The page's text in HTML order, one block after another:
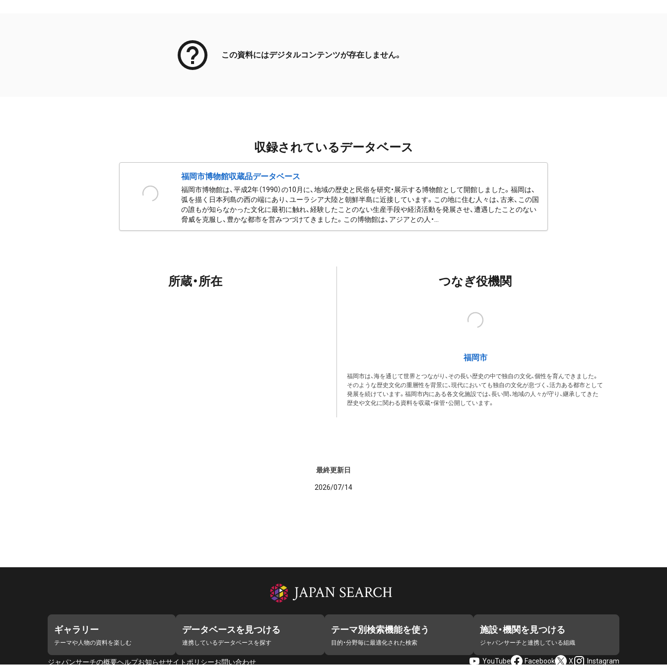
この資料にはデジタルコンテンツが存在しません。
収録されているデータベース
福岡市博物館収蔵品データベース
福岡市博物館は、平成2年（1990）の10月に、地域の歴史と民俗を研究・展示する博物館として開館しました。福岡は、
弧を描く日本列島の西の端にあり、ユーラシア大陸と朝鮮半島に近接しています。この地に住む人々は、古来、この国
の誰もが知らなかった文化に最初に触れ、経験したことのない生産手段や経済活動を発展させ、遭遇したことのない
脅威を克服し、豊かな都市を営みつづけてきました。この博物館は、アジアとの人・...
所蔵・所在 つなぎ役機関
福岡市
福岡市は、海を通じて世界とつながり、その長い歴史の中で独自の文化、個性を育んできました。
そのような歴史文化の重層性を背景に、現代においても独自の文化が息づく、活力ある都市として
発展を続けています。福岡市内にある各文化施設では、長い間、地域の人々が守り、継承してきた
歴史や文化に関わる資料を収蔵・保管・公開しています。
最終更新日
2026/07/14
ギャラリー
テーマや人物の資料を楽しむ
データベースを見つける
連携しているデータベースを探す
テーマ別検索機能を使う
目的・分野毎に最適化された検索
施設・機関を見つける
ジャパンサーチと連携している組織
ジャパンサーチの概要ヘルプお知らせサイトポリシーお問い合わせ YouTube Facebook X Instagram